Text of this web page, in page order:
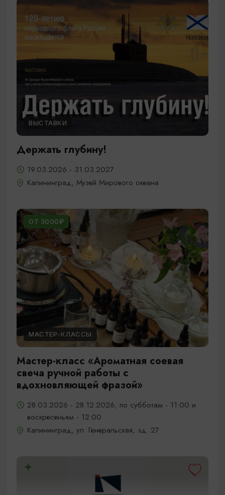
ВЫСТАВКИ
Держать глубину!
19.03.2026 - 31.03.2027
Калининград, Музей Мирового океана
ОТ 3000₽
МАСТЕР-КЛАССЫ
Мастер-класс «Ароматная соевая
свеча ручной работы с
вдохновляющей фразой»
28.03.2026 - 28.12.2026, по субботам - 11:00 и
воскресеньям - 12:00
Калининград, ул. Генеральская, зд. 27